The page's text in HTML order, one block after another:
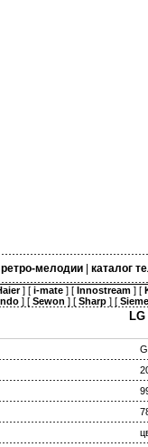
ретро-мелодии| каталог
] [ i-mate] [ Innostream] [
] [ Sewon ] [ Sharp] [